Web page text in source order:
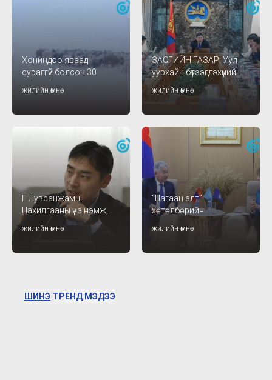
Хониндоо яваад
сураггүй болсон 30
жилийн өмнө
ЗАСГИЙН ГАЗАР: Уул
уурхайн бүтээгдэхүүний
экспорт, валютын
нөөцийн талаар
жилийн өмнө
Г.Лувсанжамц:
Цахилгааны үнэ нэмж,
иргэдэд дарамт
үүсгэчхээд төлөвлөгөөгөө
жилийн өмнө
“Цагаан алт”
хөтөлбөрийн
жилийн өмнө
ШИНЭ ТРЕНД МЭДЭЭ